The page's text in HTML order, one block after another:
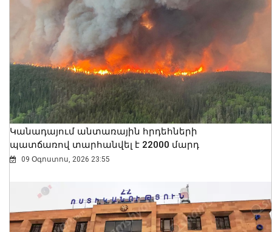
Կանադայում անտառային հրդեհների
պատճառով տարհանվել է 22000 մարդ
09 Օգոստոս, 2026 23:55